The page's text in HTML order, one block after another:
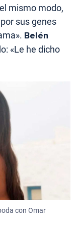
mismo modo,
sus genes
Belén
«Le he dicho
con Omar